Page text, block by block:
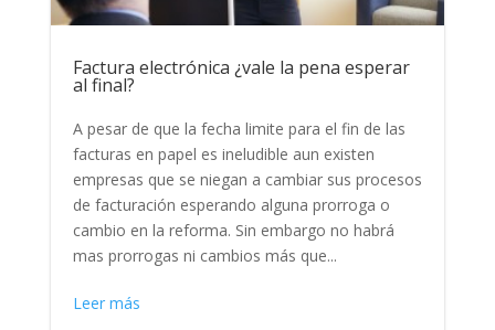
Factura electrónica ¿vale la pena esperar
al final?
A pesar de que la fecha limite para el fin de las
facturas en papel es ineludible aun existen
empresas que se niegan a cambiar sus procesos
de facturación esperando alguna prorroga o
cambio en la reforma. Sin embargo no habrá
mas prorrogas ni cambios más que...
Leer más